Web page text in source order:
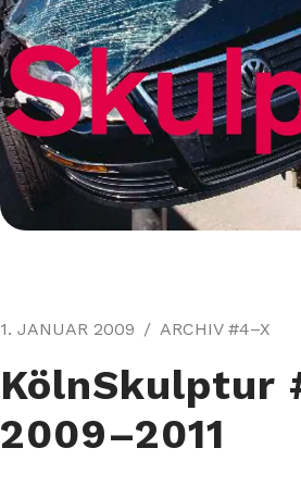
1. JANUAR 2009 ARCHIV #4–X
KölnSkulptur
2009–2011